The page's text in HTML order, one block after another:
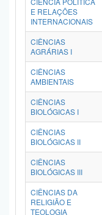
E RELAÇÕES
INTERNACIONAIS
CIÊNCIAS
AGRÁRIAS I
CIÊNCIAS
AMBIENTAIS
CIÊNCIAS
BIOLÓGICAS I
CIÊNCIAS
BIOLÓGICAS II
CIÊNCIAS
BIOLÓGICAS III
CIÊNCIAS DA
RELIGIÃO E
TEOLOGIA